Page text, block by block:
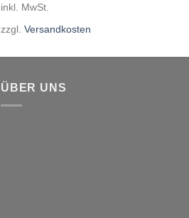
inkl. MwSt.
zzgl. Versandkosten
ÜBER UNS